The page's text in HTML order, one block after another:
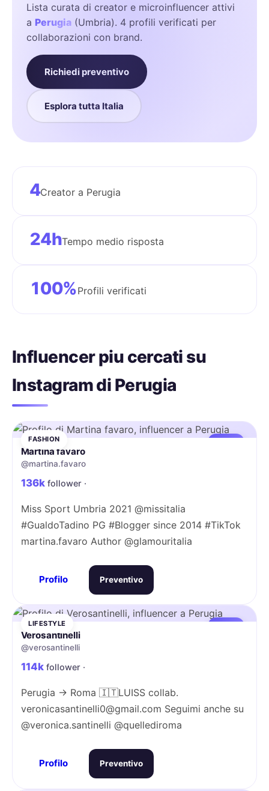
Lista curata di creator e microinfluencer attivi
a Perugia (Umbria). 4 profili verificati per
collaborazioni con brand.
Richiedi preventivo
Esplora tutta Italia
4Creator a Perugia
24hTempo medio risposta
100%Profili verificati
Influencer piu cercati su
Instagram di Perugia
FASHION
Martina favaro
@martina.favaro
136kfollower ·
Miss Sport Umbria 2021 @missitalia
#GualdoTadino PG #Blogger since 2014 #TikTok
martina.favaro Author @glamouritalia
Profilo Preventivo
LIFESTYLE
Verosantinelli
@verosantinelli
114kfollower ·
Perugia -> Roma 🇮🇹LUISS collab.
veronicasantinelli0@gmail.com Seguimi anche su
@veronica.santinelli @quellediroma
Profilo Preventivo